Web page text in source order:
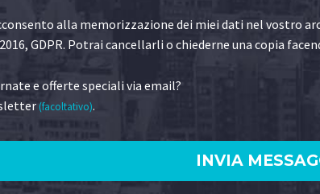
alla memorizzazione dei miei dati nel vostro
GDPR. Potrai cancellarli o chiederne una copia
e offerte speciali via email?
(facoltativo).